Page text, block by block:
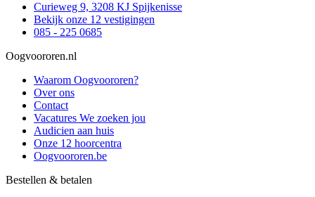
Curieweg 9, 3208 KJ Spijkenisse
Bekijk onze 12 vestigingen
085 - 225 0685
Oogvoororen.nl
Waarom Oogvoororen?
Over ons
Contact
Vacatures We zoeken jou
Audicien aan huis
Onze 12 hoorcentra
Oogvoororen.be
Bestellen & betalen